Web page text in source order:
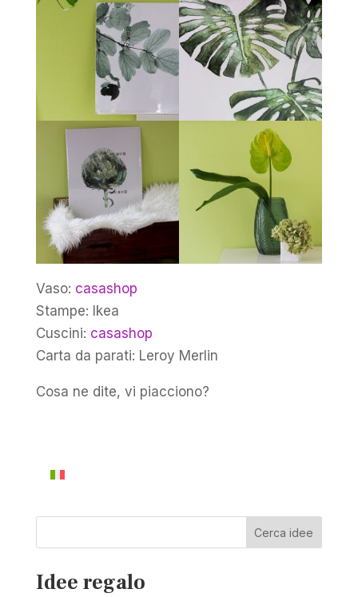
Vaso: casashop
Stampe: Ikea
Cuscini: casashop
Carta da parati: Leroy Merlin
Cosa ne dite, vi piacciono?
Cerca idee
Idee regalo